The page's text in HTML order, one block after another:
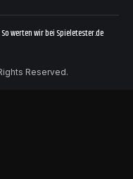
Reserved.
So werten wir bei Spieletester.de